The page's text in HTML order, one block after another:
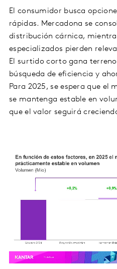
El consumidor busca
rápidas. Mercadona se
distribución cárnica,
especializados pierden
El surtido corto gana
búsqueda de eficiencia y
Para 2025, se espera que el
se mantenga estable en
que el valor seguirá